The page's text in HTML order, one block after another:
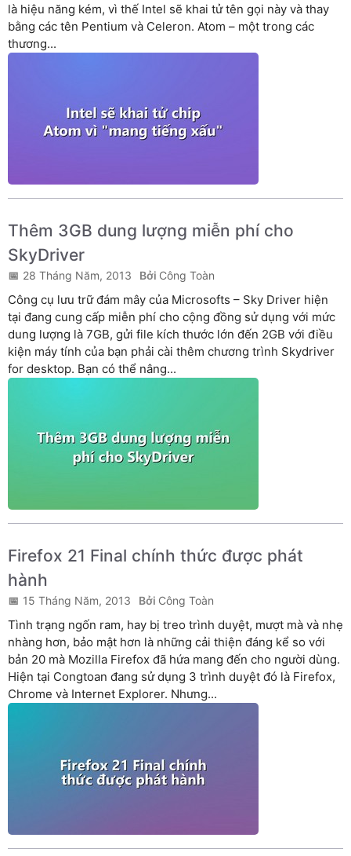
là hiệu năng kém, vì thế Intel sẽ khai tử tên gọi này và thay
bằng các tên Pentium và Celeron. Atom – một trong các
thương...
Thêm 3GB dung lượng miễn phí cho
SkyDriver
28 Tháng Năm, 2013 Công Toàn
Công cụ lưu trữ đám mây của Microsofts – Sky Driver hiện
tại đang cung cấp miễn phí cho cộng đồng sử dụng với mức
dung lượng là 7GB, gửi file kích thước lớn đến 2GB với điều
kiện máy tính của bạn phải cài thêm chương trình Skydriver
for desktop. Bạn có thể nâng...
Firefox 21 Final chính thức được phát
hành
15 Tháng Năm, 2013 Công Toàn
Tình trạng ngốn ram, hay bị treo trình duyệt, mượt mà và nhẹ
nhàng hơn, bảo mật hơn là những cải thiện đáng kể so với
bản 20 mà Mozilla Firefox đã hứa mang đến cho người dùng.
Hiện tại Congtoan đang sử dụng 3 trình duyệt đó là Firefox,
Chrome và Internet Explorer. Nhưng...